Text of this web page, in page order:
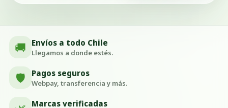
🚚 Envíos a todo Chile
Llegamos a donde estés.
🛡️ Pagos seguros
Webpay, transferencia y más.
Marcas verificadas